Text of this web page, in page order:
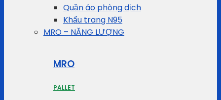
Quần áo phòng dịch
Khẩu trang N95
MRO – NĂNG LƯỢNG
MRO
PALLET